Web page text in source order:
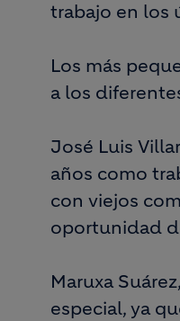
trabajo en los
Los más
a los
José Luis
años como
con viejos
oportunidad
Maruxa
especial, ya